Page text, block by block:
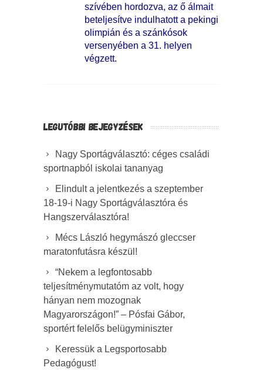
szívében hordozva, az ő álmait
beteljesítve indulhatott a pekingi
olimpián és a szánkósok
versenyében a 31. helyen
végzett.
LEGUTÓBBI BEJEGYZÉSEK
Nagy Sportágválasztó: céges családi
sportnapból iskolai tananyag
Elindult a jelentkezés a szeptember
18-19-i Nagy Sportágválasztóra és
Hangszerválasztóra!
Mécs László hegymászó gleccser
maratonfutásra készül!
“Nekem a legfontosabb
teljesítménymutatóm az volt, hogy
hányan nem mozognak
Magyarországon!” – Pósfai Gábor,
sportért felelős belügyminiszter
Keressük a Legsportosabb
Pedagógust!